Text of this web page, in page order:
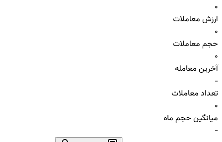
0
ارزش معاملات
0
حجم معاملات
0
آخرین معامله
-
تعداد معاملات
0
میانگین حجم ماه
-